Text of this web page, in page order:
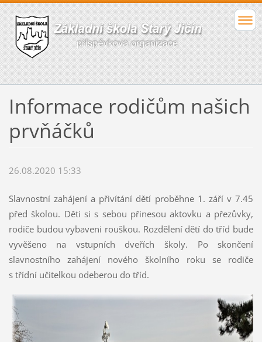
Informace rodičům našich
prvňáčků
26.08.2020 15:33
Slavnostní zahájení a přivítání dětí proběhne 1. září v 7.45
před školou. Děti si s sebou přinesou aktovku a přezůvky,
rodiče budou vybaveni rouškou. Rozdělení dětí do tříd bude
vyvěšeno na vstupních dveřích školy. Po skončení
slavnostního zahájení nového školního roku se rodiče
s třídní učitelkou odeberou do tříd.